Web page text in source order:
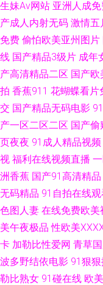
网 青青热久 亚洲天堂综
91伪娘在线观看 国产91
97桃密网 草美女bb 东京
花色色18 91传媒网 白丝
成人一区 五月超碰在线婷
日本Aⅴ网站 午夜色被窝
天肏逼网 自拍第四页 岛国
97超碰夜夜 超碰亚洲综合
生妹Av网站 亚洲人成
产成人内射无码 激情五
免费 偷怕欧美亚州图片
线 国产精品3级片 成年
产高清精品二区 国产欧
拍 香蕉911 花蝴蝶看片
交 国产精品无码电影
产一区二区二区 国产偷
页夜夜 91成人精品视频
视 福利在线视频直播
洲香蕉 国产91高清精品
无码精品 91自拍在线
色图人妻 在线免费欧美
美午夜极品 性欧美
卡 加勒比性爱网 青草
波多野结依电影 91狠
勒比熟女 91碰在线 欧